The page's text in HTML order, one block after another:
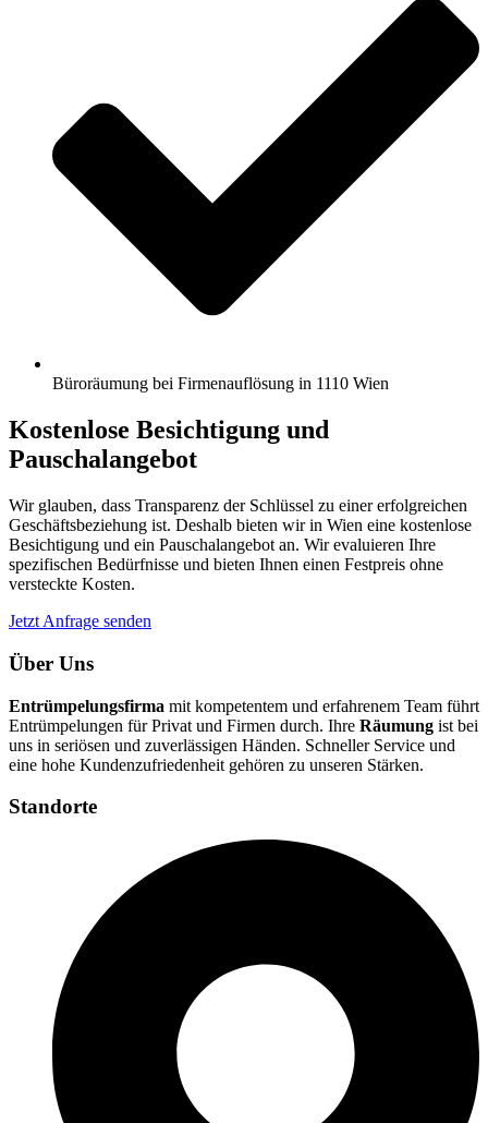
Büroräumung bei Firmenauflösung in 1110 Wien
Kostenlose Besichtigung und
Pauschalangebot
Wir glauben, dass Transparenz der Schlüssel zu einer erfolgreichen
Geschäftsbeziehung ist. Deshalb bieten wir in Wien eine kostenlose
Besichtigung und ein Pauschalangebot an. Wir evaluieren Ihre
spezifischen Bedürfnisse und bieten Ihnen einen Festpreis ohne
versteckte Kosten.
Jetzt Anfrage senden
Über Uns
Entrümpelungsfirma mit kompetentem und erfahrenem Team führt
Entrümpelungen für Privat und Firmen durch. Ihre Räumung ist bei
uns in seriösen und zuverlässigen Händen. Schneller Service und
eine hohe Kundenzufriedenheit gehören zu unseren Stärken.
Standorte